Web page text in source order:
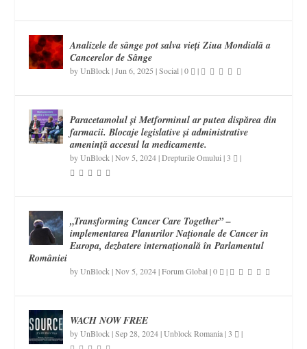
Analizele de sânge pot salva vieți Ziua Mondială a
Cancerelor de Sânge
byUnBlock |Jun 6, 2025 |Social |0 |
Paracetamolul și Metforminul ar putea dispărea din
farmacii. Blocaje legislative și administrative
amenință accesul la medicamente.
byUnBlock |Nov 5, 2024|Drepturile Omului |3 |
„Transforming Cancer Care Together” –
implementarea Planurilor Naţionale de Cancer în
Europa, dezbatere internaţională în Parlamentul
României
byUnBlock |Nov 5, 2024|Forum Global |0 |
WACH NOW FREE
byUnBlock |Sep 28, 2024|Unblock Romania|3 |